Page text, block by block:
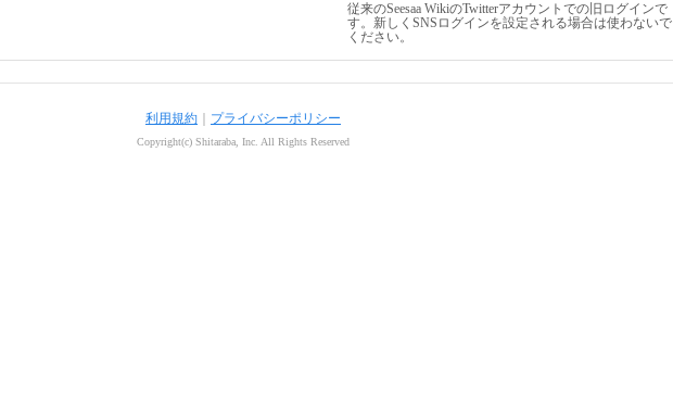
従来のSeesaa WikiのTwitterアカウントでの旧ログインで
す。新しくSNSログインを設定される場合は使わないで
ください。
利用規約 プライバシーポリシー
Copyright(c) Shitaraba, Inc. All Rights Reserved